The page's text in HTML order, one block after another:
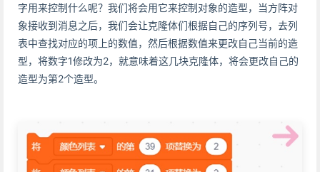
字用来控制什么呢？我们将会用它来控制对象的造型，当方阵对
象接收到消息之后，我们会让克隆体们根据自己的序列号，去列
表中查找对应的项上的数值，然后根据数值来更改自己当前的造
型，将数字1修改为2，就意味着这几块克隆体，将会更改自己的
造型为第2个造型。